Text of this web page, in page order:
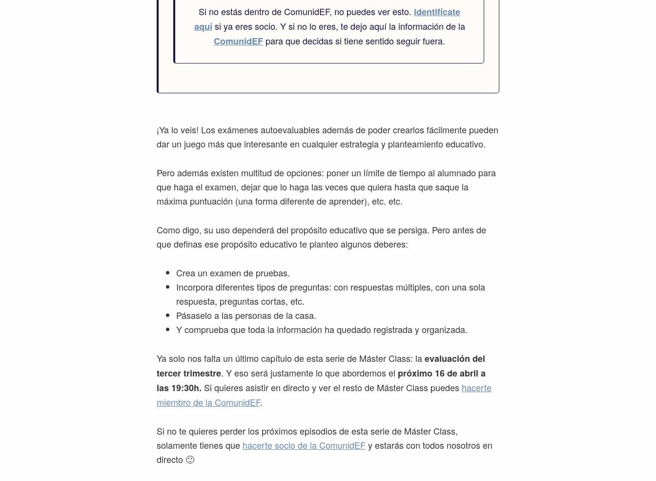
Si no estás dentro de ComunidEF, no puedes ver esto. identifícate
aquísi ya eres socio. Y si no lo eres, te dejo aquí la información de la
ComunidEF para que decidas si tiene sentido seguir fuera.
¡Ya lo veis! Los exámenes autoevaluables además de poder crearlos fácilmente pueden
dar un juego más que interesante en cualquier estrategia y planteamiento educativo.
Pero además existen multitud de opciones: poner un límite de tiempo al alumnado para
que haga el examen, dejar que lo haga las veces que quiera hasta que saque la
máxima puntuación (una forma diferente de aprender), etc. etc.
Como digo, su uso dependerá del propósito educativo que se persiga. Pero antes de
que definas ese propósito educativo te planteo algunos deberes:
Crea un examen de pruebas.
Incorpora diferentes tipos de preguntas: con respuestas múltiples, con una sola
respuesta, preguntas cortas, etc.
Pásaselo a las personas de la casa.
Y comprueba que toda la información ha quedado registrada y organizada.
Ya solo nos falta un último capítulo de esta serie de Máster Class: laevaluación del
tercer trimestre. Y eso será justamente lo que abordemos el próximo 16 de abril a
las 19:30h. Si quieres asistir en directo y ver el resto de Máster Class puedes hacerte
miembro de la ComunidEF.
Si no te quieres perder los próximos episodios de esta serie de Máster Class,
solamente tienes que hacerte socio de la ComunidEFy estarás con todos nosotros en
directo 🙂